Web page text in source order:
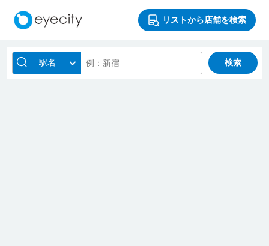
リストから店舗を検索
駅名 検索